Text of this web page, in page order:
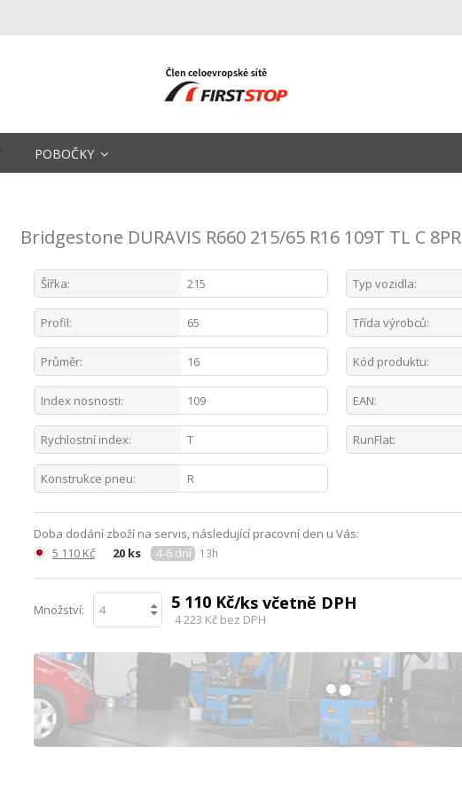
POBOČKY
Bridgestone DURAVIS R660 215/65 R16 109T TL C 8PR
Šířka: 215 Typ vozidla:
Profil: 65 Třída výrobců:
Průměr: 16 Kód produktu:
Index nosnosti: 109 EAN:
Rychlostní index: T RunFlat:
Konstrukce pneu: R
Doba dodání zboží na servis, následující pracovní den u Vás:
5 110 Kč
20 ks 4-6 dní 13h
Množství: 5 110 Kč/ks včetně DPH
4 223 Kč bez DPH